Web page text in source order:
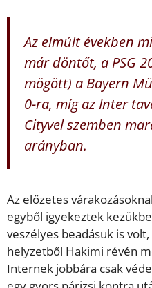
Az elmúlt években
már döntőt, a PSG
mögött) a Bayern
0-ra, míg az Inter
Cityvel szemben
arányban.
Az előzetes
egyből igyekeztek
veszélyes beadásuk is
helyzetből Hakimi révén
Internek jobbára csak